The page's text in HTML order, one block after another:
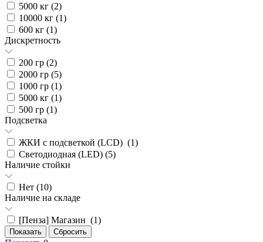
5000 кг (2)
10000 кг (1)
600 кг (1)
Дискретность
200 гр (2)
2000 гр (5)
1000 гр (1)
5000 кг (1)
500 гр (1)
Подсветка
ЖКИ с подсветкой (LCD) (1)
Светодиодная (LED) (5)
Наличие стойки
Нет (10)
Наличие на складе
[Пенза] Магазин (1)